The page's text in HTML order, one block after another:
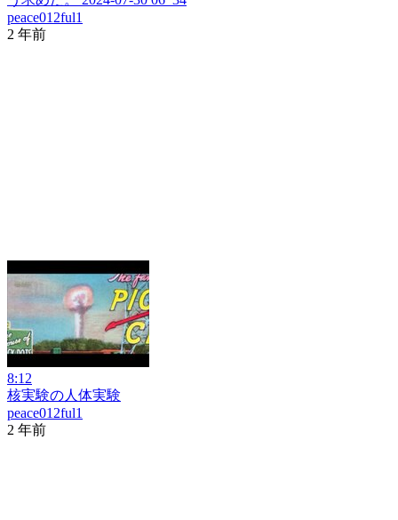
peace012ful1
2 年前
8:12
核実験の人体実験
peace012ful1
2 年前